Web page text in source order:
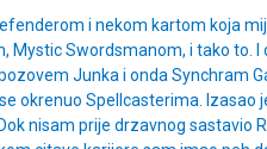
i nekom kartom koja
Swordsmanom, i tako to.
Junka i onda Synchram
okrenuo Spellcasterima.
nisam prije drzavnog sastavio